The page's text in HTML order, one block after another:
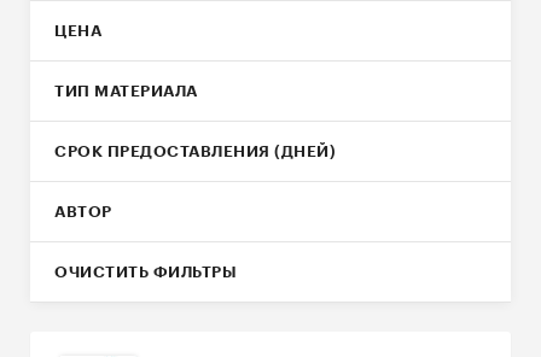
ЦЕНА
ТИП МАТЕРИАЛА
СРОК ПРЕДОСТАВЛЕНИЯ (ДНЕЙ)
АВТОР
ОЧИСТИТЬ ФИЛЬТРЫ